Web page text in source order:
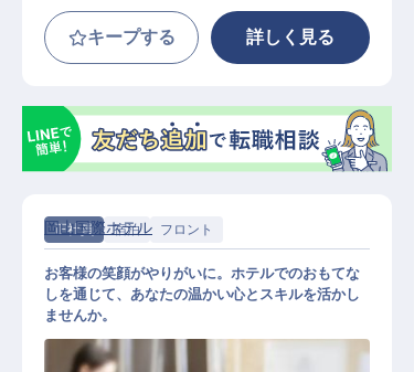
キープする 詳しく見る
正社員 宿泊 フロント
岡山国際ホテル
お客様の笑顔がやりがいに。ホテルでのおもてな
しを通じて、あなたの温かい心とスキルを活かし
ませんか。